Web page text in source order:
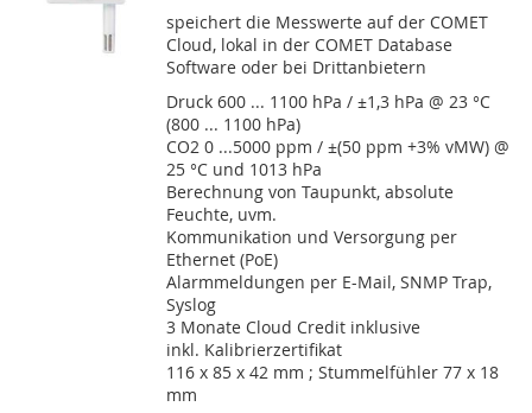
speichert die Messwerte auf der COMET
Cloud, lokal in der COMET Database
Software oder bei Drittanbietern
Druck 600 ... 1100 hPa / ±1,3 hPa @ 23 °C
(800 ... 1100 hPa)
CO2 0 ...5000 ppm / ±(50 ppm +3% vMW) @
25 °C und 1013 hPa
Berechnung von Taupunkt, absolute
Feuchte, uvm.
Kommunikation und Versorgung per
Ethernet (PoE)
Alarmmeldungen per E-Mail, SNMP Trap,
Syslog
3 Monate Cloud Credit inklusive
inkl. Kalibrierzertifikat
116 x 85 x 42 mm ; Stummelfühler 77 x 18
mm